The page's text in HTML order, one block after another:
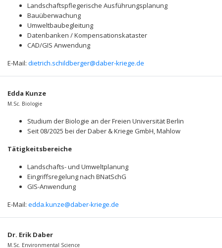
Landschaftspflegerische Ausführungsplanung
Bauüberwachung
Umweltbaubegleitung
Datenbanken / Kompensationskataster
CAD/GIS Anwendung
E-Mail: dietrich.schildberger@daber-kriege.de
Edda Kunze
M.Sc. Biologie
Studium der Biologie an der Freien Universität Berlin
Seit 08/2025 bei der Daber & Kriege GmbH, Mahlow
Tätigkeitsbereiche
Landschafts- und Umweltplanung
Eingriffsregelung nach BNatSchG
GIS-Anwendung
E-Mail: edda.kunze@daber-kriege.de
Dr. Erik Daber
M.Sc. Environmental Science